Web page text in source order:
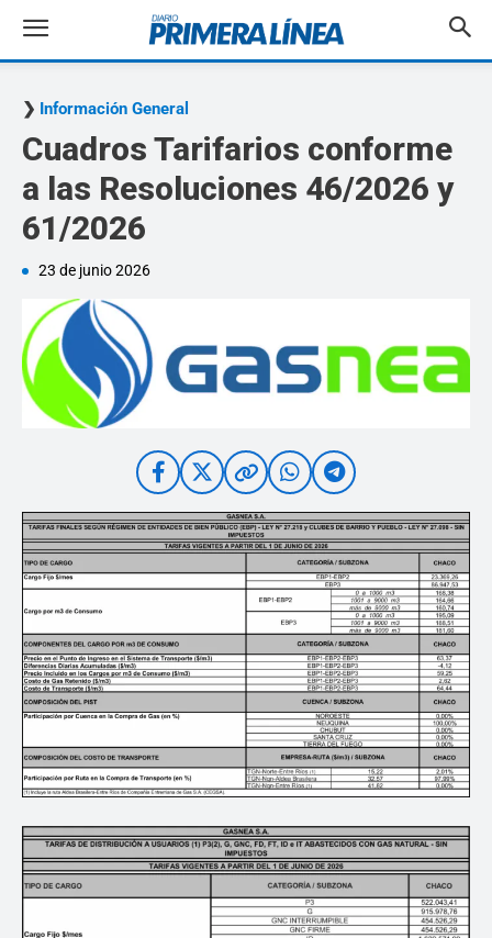
Información General
Cuadros Tarifarios conforme
a las Resoluciones 46/2026 y
61/2026
23 de junio 2026